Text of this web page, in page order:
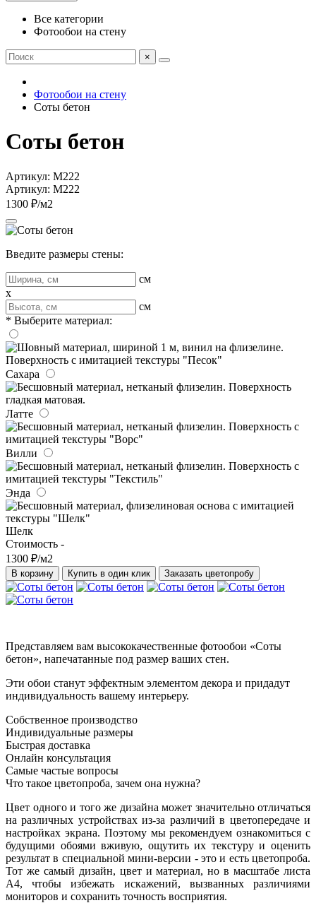
Все категории
Фотообои на стену
×
Фотообои на стену
Соты бетон
Соты бетон
Артикул: M222
Артикул: M222
1300 ₽/м2
Введите размеры стены:
см
x
см
* Выберите материал:
Сахара
Латте
Вилли
Энда
Шелк
Стоимость -
1300 ₽/м2
В корзину Купить в один клик Заказать цветопробу
Представляем вам высококачественные фотообои «Соты
бетон», напечатанные под размер ваших стен.
Эти обои станут эффектным элементом декора и придадут
индивидуальность вашему интерьеру.
Собственное производство
Индивидуальные размеры
Быстрая доставка
Онлайн консультация
Самые частые вопросы
Что такое цветопроба, зачем она нужна?
Цвет одного и того же дизайна может значительно отличаться
на различных устройствах из-за различий в цветопередаче и
настройках экрана. Поэтому мы рекомендуем ознакомиться с
будущими обоями вживую, ощутить их текстуру и оценить
результат в специальной мини-версии - это и есть цветопроба.
Тот же самый дизайн, цвет и материал, но в масштабе листа
А4, чтобы избежать искажений, вызванных различиями
мониторов и сохранить точность восприятия.